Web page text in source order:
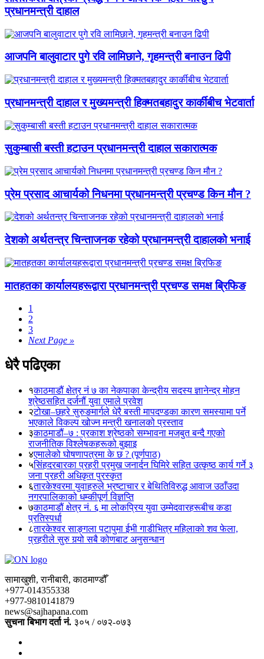
प्रधानमन्त्री दाहाल
आजपनि बालुवाटार पुगे रवि लामिछाने, गृहमन्त्री बनाउन ढिपी
प्रधानमन्त्री दाहाल र मुख्यमन्त्री हिक्मतबहादुर कार्कीबीच भेटवार्ता
सुकुम्बासी बस्ती हटाउन प्रधानमन्त्री दाहाल सकारात्मक
प्रेम प्रसाद आचार्यको निधनमा प्रधानमन्त्री प्रचण्ड किन मौन ?
देशको अर्थतन्त्र चिन्ताजनक रहेको प्रधानमन्त्री दाहालको भनाई
मातहतका कार्यालयहरूद्वारा प्रधानमन्त्री प्रचण्ड समक्ष ब्रिफिङ
1
2
3
Next Page »
धेरै पढिएका
१काठमाडौं क्षेत्र नं ७ का नेकपाका केन्द्रीय सदस्य ज्ञानेन्द्र मोहन
श्रेष्ठसहित दर्जनौं युवा एमाले प्रवेश
२टोखा–छहरे सुरुङमार्गले धेरै बस्ती मापदण्डका कारण समस्यामा पर्ने
भएकाले विकल्प खोज्न मन्त्री खनालको प्रस्ताव
३काठमाडौं–७ : प्रकाश श्रेष्ठको सम्भावना मजबुत बन्दै गएको
राजनीतिक विश्लेषकहरूको बुझाइ
४एमालेको घोषणापत्रमा के छ ? (पूर्णपाठ)
५सिंहदरबारका प्रहरी प्रमुख जनार्दन घिमिरे सहित उत्कृष्ठ कार्य गर्ने ३
जना प्रहरी अधिकृत पुरस्कृत
६तारकेश्वरमा युवाहरुले भ्रष्टाचार र बेथितिविरुद्ध आवाज उठाँउदा
नगरपालिकाको धम्कीपूर्ण विज्ञप्ति
७काठमाडौं क्षेत्र नं. ६ मा लोकप्रिय युवा उम्मेदवारहरूबीच कडा
प्रतिस्पर्धा
८तारकेश्वर साङ्गला पटापुमा ईभी गाडीभित्र महिलाको शव फेला,
प्रहरीले सुरु गर्‍यो सबै कोणबाट अनुसन्धान
सामाखुशी, रानीबारी, काठमाण्डौँ
+977-014355338
+977-9810141879
news@sajhapana.com
सुचना बिभाग दर्ता नं. ३०५ / ०७२-०७३